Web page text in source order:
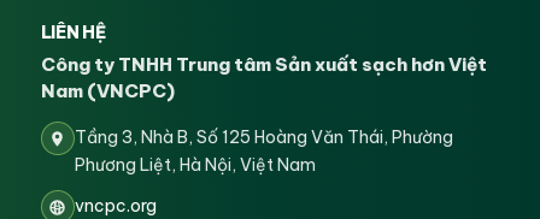
LIÊN HỆ
Công ty TNHH Trung tâm Sản xuất sạch hơn Việt
Nam (VNCPC)
Tầng 3, Nhà B, Số 125 Hoàng Văn Thái, Phường
Phương Liệt, Hà Nội, Việt Nam
vncpc.org